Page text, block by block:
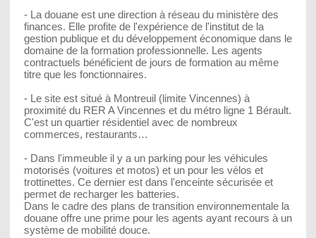
- La douane est une direction à réseau du ministère des
finances. Elle profite de l'expérience de l'institut de la
gestion publique et du développement économique dans le
domaine de la formation professionnelle. Les agents
contractuels bénéficient de jours de formation au même
titre que les fonctionnaires.
- Le site est situé à Montreuil (limite Vincennes) à
proximité du RER A Vincennes et du métro ligne 1 Bérault.
C'est un quartier résidentiel avec de nombreux
commerces, restaurants…
- Dans l'immeuble il y a un parking pour les véhicules
motorisés (voitures et motos) et un pour les vélos et
trottinettes. Ce dernier est dans l'enceinte sécurisée et
permet de recharger les batteries.
Dans le cadre des plans de transition environnementale la
douane offre une prime pour les agents ayant recours à un
système de mobilité douce.